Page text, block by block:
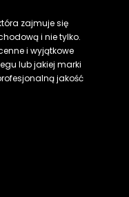
zajmuje się
i nie tylko.
i wyjątkowe
lub jakiej marki
jakość